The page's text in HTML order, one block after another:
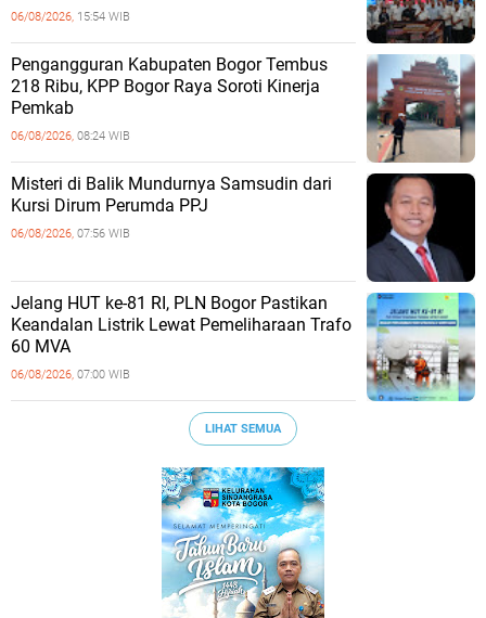
06/08/2026, 15:54 WIB
Pengangguran Kabupaten Bogor Tembus
218 Ribu, KPP Bogor Raya Soroti Kinerja
Pemkab
06/08/2026, 08:24 WIB
Misteri di Balik Mundurnya Samsudin dari
Kursi Dirum Perumda PPJ
06/08/2026, 07:56 WIB
Jelang HUT ke-81 RI, PLN Bogor Pastikan
Keandalan Listrik Lewat Pemeliharaan Trafo
60 MVA
06/08/2026, 07:00 WIB
LIHAT SEMUA